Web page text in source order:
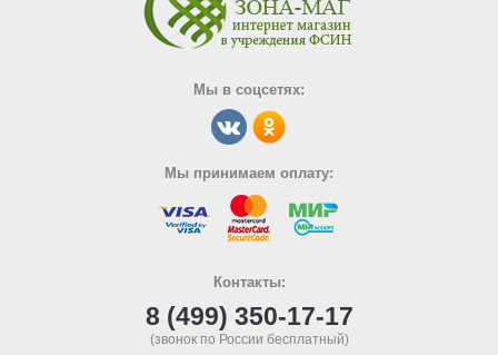
Мы в соцсетях:
Мы принимаем оплату:
Контакты:
8 (499) 350-17-17
(звонок по России бесплатный)